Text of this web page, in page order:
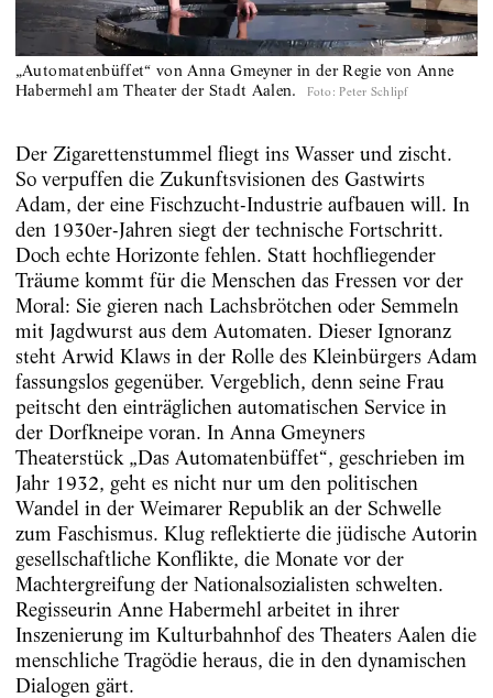
„Automatenbüffet“ von Anna Gmeyner in der Regie von Anne
Habermehl am Theater der Stadt Aalen.
Foto: Peter Schlipf
Der Zigarettenstummel fliegt ins Wasser und zischt.
So verpuffen die Zukunftsvisionen des Gastwirts
Adam, der eine Fischzucht-Industrie aufbauen will. In
den 1930er-Jahren siegt der technische Fortschritt.
Doch echte Horizonte fehlen. Statt hochfliegender
Träume kommt für die Menschen das Fressen vor der
Moral: Sie gieren nach Lachsbrötchen oder Semmeln
mit Jagdwurst aus dem Automaten. Dieser Ignoranz
steht Arwid Klaws in der Rolle des Kleinbürgers Adam
fassungslos gegenüber. Vergeblich, denn seine Frau
peitscht den einträglichen automatischen Service in
der Dorfkneipe voran. In Anna Gmeyners
Theaterstück „Das Automatenbüffet“, geschrieben im
Jahr 1932, geht es nicht nur um den politischen
Wandel in der Weimarer Republik an der Schwelle
zum Faschismus. Klug reflektierte die jüdische Autorin
gesellschaftliche Konflikte, die Monate vor der
Machtergreifung der Nationalsozialisten schwelten.
Regisseurin Anne Habermehl arbeitet in ihrer
Inszenierung im Kulturbahnhof des Theaters Aalen die
menschliche Tragödie heraus, die in den dynamischen
Dialogen gärt.